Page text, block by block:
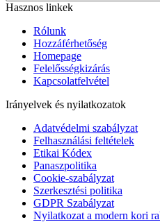
Hasznos linkek
Rólunk
Hozzáférhetőség
Homepage
Felelősségkizárás
Kapcsolatfelvétel
Irányelvek és nyilatkozatok
Adatvédelmi szabályzat
Felhasználási feltételek
Etikai Kódex
Panaszpolitika
Cookie-szabályzat
Szerkesztési politika
GDPR Szabályzat
Nyilatkozat a modern kori